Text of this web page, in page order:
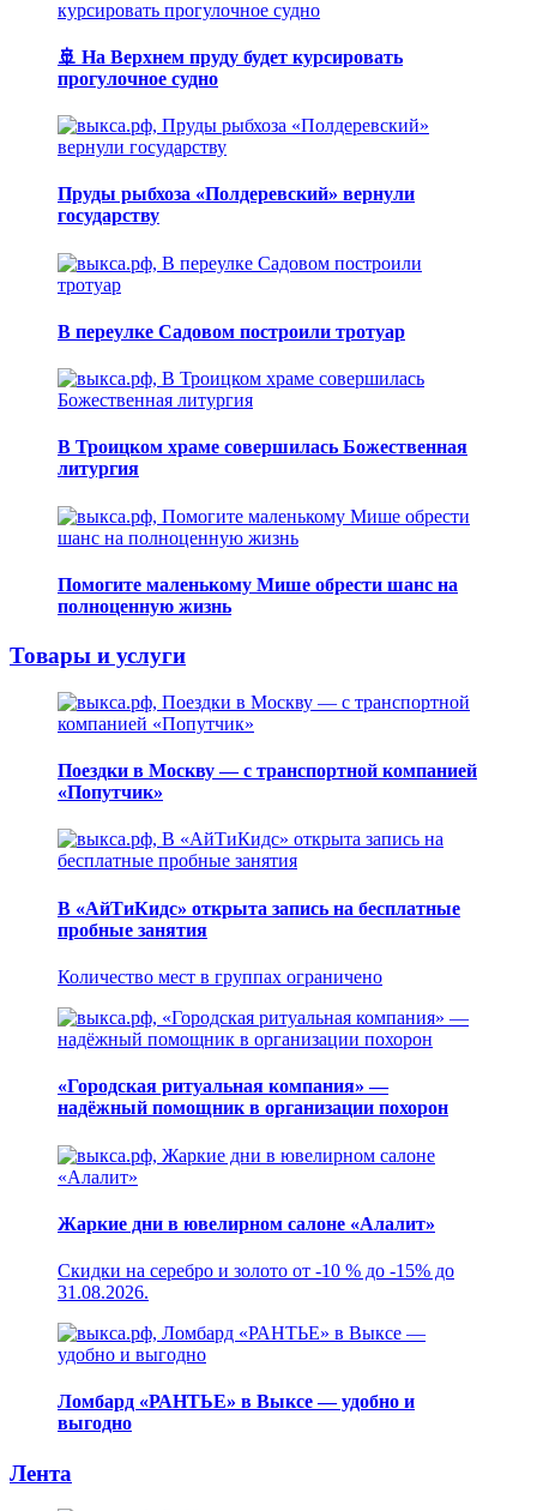
🚢 На Верхнем пруду будет курсировать
прогулочное судно
Пруды рыбхоза «Полдеревский» вернули
государству
В переулке Садовом построили тротуар
В Троицком храме совершилась Божественная
литургия
Помогите маленькому Мише обрести шанс на
полноценную жизнь
Товары и услуги
Поездки в Москву — с транспортной компанией
«Попутчик»
В «АйТиКидс» открыта запись на бесплатные
пробные занятия
Количество мест в группах ограничено
«Городская ритуальная компания» —
надёжный помощник в организации похорон
Жаркие дни в ювелирном салоне «Алалит»
Скидки на серебро и золото от -10 % до -15% до
31.08.2026.
Ломбард «РАНТЬЕ» в Выксе — удобно и
выгодно
Лента